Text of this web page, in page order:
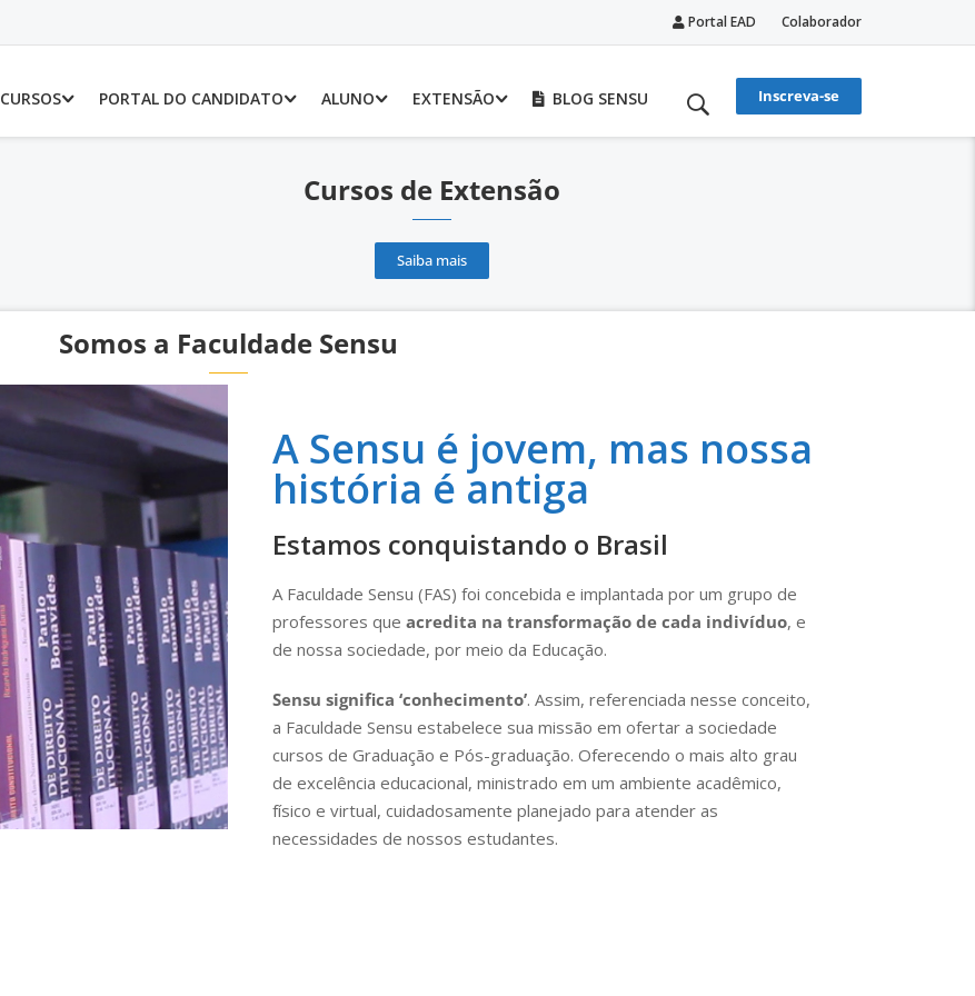
Portal EAD Colaborador
CURSOS PORTAL DO CANDIDATO ALUNO EXTENSÃO BLOG SENSU Inscreva-se
Cursos de Extensão
Saiba mais
Somos a Faculdade Sensu
A Sensu é jovem, mas nossa
história é antiga
Estamos conquistando o Brasil
A Faculdade Sensu (FAS) foi concebida e implantada por um grupo de
professores que acredita na transformação de cada indivíduo, e
de nossa sociedade, por meio da Educação.
Sensu significa ‘conhecimento’. Assim, referenciada nesse conceito,
a Faculdade Sensu estabelece sua missão em ofertar a sociedade
cursos de Graduação e Pós-graduação. Oferecendo o mais alto grau
de excelência educacional, ministrado em um ambiente acadêmico,
físico e virtual, cuidadosamente planejado para atender as
necessidades de nossos estudantes.